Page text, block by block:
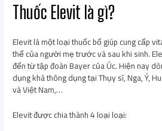
Thuốc Elevit là gì?
Elevit là một loại thuốc bổ giúp cung cấp
thể của người mẹ trước và sau khi sinh.
đến từ tập đoàn Bayer của Úc. Hiện nay
dụng khá thông dụng tại Thụy sĩ, Nga, Ý,
và Việt Nam,…
Elevit được chia thành 4 loại loại: